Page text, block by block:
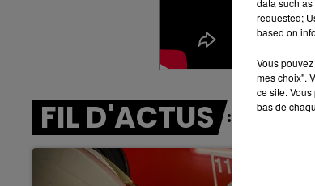
FIL D'ACTUS
data such
requested;
based on
Vous
mes choix".
ce site.
bas de